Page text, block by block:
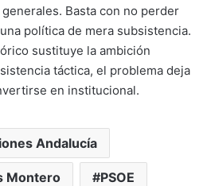
Basta con no perder
política de mera subsistencia.
sustituye la ambición
táctica, el problema deja
en institucional.
Andalucía
Montero PSOE